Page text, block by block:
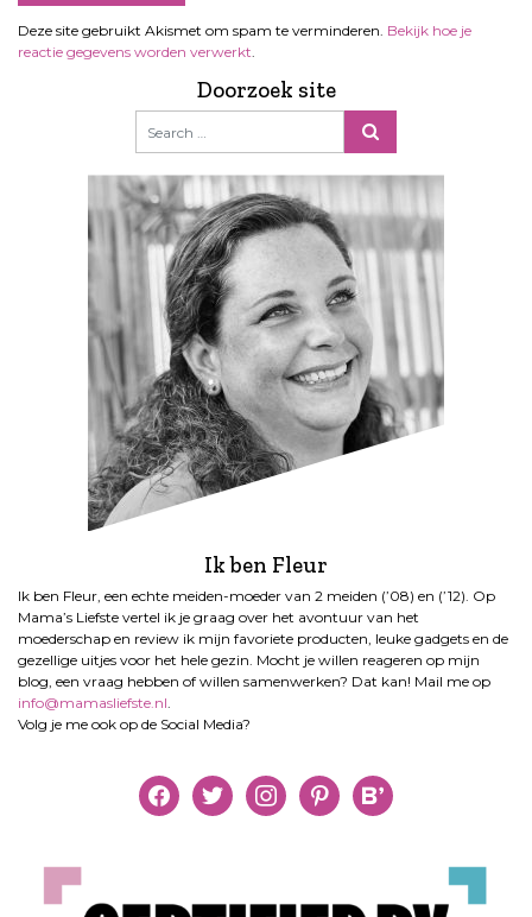
Deze site gebruikt Akismet om spam te verminderen. Bekijk hoe je
reactie gegevens worden verwerkt.
Doorzoek site
Ik ben Fleur
Ik ben Fleur, een echte meiden-moeder van 2 meiden (’08) en (’12). Op
Mama’s Liefste vertel ik je graag over het avontuur van het
moederschap en review ik mijn favoriete producten, leuke gadgets en de
gezellige uitjes voor het hele gezin. Mocht je willen reageren op mijn
blog, een vraag hebben of willen samenwerken? Dat kan! Mail me op
info@mamasliefste.nl.
Volg je me ook op de Social Media?
facebooktwitter instagrampinterestbloglovin